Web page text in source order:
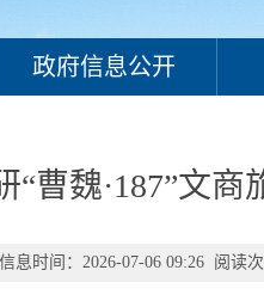
政府信息公开
“曹魏·187”文
信息时间：2026-07-06 09:26 阅读